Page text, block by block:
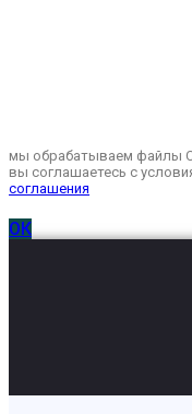
мы обрабатываем файлы
вы соглашаетесь с
соглашения
ОК